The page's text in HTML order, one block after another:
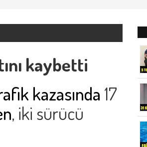
kaybetti
kazasında 17
, iki sürücü